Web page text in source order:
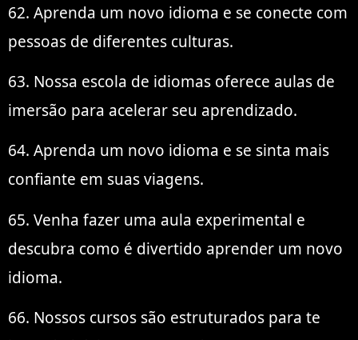
62. Aprenda um novo idioma e se conecte com
pessoas de diferentes culturas.
63. Nossa escola de idiomas oferece aulas de
imersão para acelerar seu aprendizado.
64. Aprenda um novo idioma e se sinta mais
confiante em suas viagens.
65. Venha fazer uma aula experimental e
descubra como é divertido aprender um novo
idioma.
66. Nossos cursos são estruturados para te